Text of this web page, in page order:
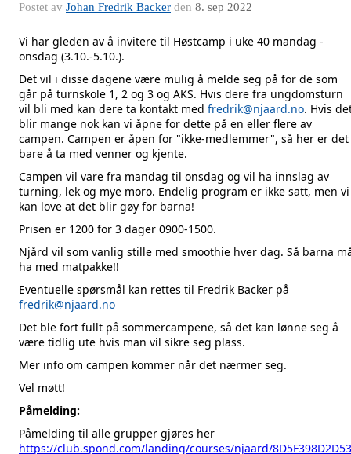
Postet av Johan Fredrik Backer den 8. sep 2022
Vi har gleden av å invitere til Høstcamp i uke 40 mandag -
onsdag (3.10.-5.10.).
Det vil i disse dagene være mulig å melde seg på for de som
går på turnskole 1, 2 og 3 og AKS. Hvis dere fra ungdomsturn
vil bli med kan dere ta kontakt med fredrik@njaard.no. Hvis
blir mange nok kan vi åpne for dette på en eller flere av
campen. Campen er åpen for "ikke-medlemmer", så her er det
bare å ta med venner og kjente.
Campen vil vare fra mandag til onsdag og vil ha innslag av
turning, lek og mye moro. Endelig program er ikke satt, men vi
kan love at det blir gøy for barna!
Prisen er 1200 for 3 dager 0900-1500.
Njård vil som vanlig stille med smoothie hver dag. Så barna
ha med matpakke!!
Eventuelle spørsmål kan rettes til Fredrik Backer på
fredrik@njaard.no
Det ble fort fullt på sommercampene, så det kan lønne seg å
være tidlig ute hvis man vil sikre seg plass.
Mer info om campen kommer når det nærmer seg.
Vel møtt!
Påmelding:
Påmelding til alle grupper gjøres her
https://club.spond.com/landing/courses/njaard/8D5F398D2D53